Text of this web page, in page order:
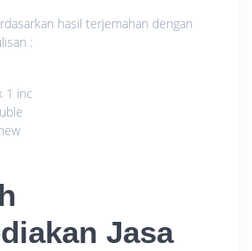
hasil terjemahan dengan
:
1 inc
Jasa